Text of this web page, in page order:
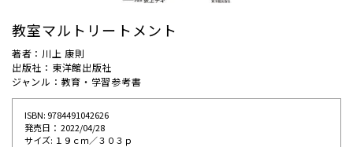
教室マルトリートメント
著者：川上 康則
出版社：東洋館出版社
ジャンル：教育・学習参考書
ISBN: 9784491042626
発売⽇： 2022/04/28
サイズ: １９ｃｍ／３０３ｐ